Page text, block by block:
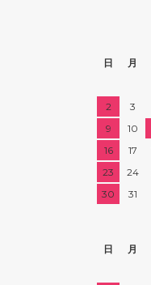
日
月
2
3
9
10
16
17
23
24
30
31
日
月